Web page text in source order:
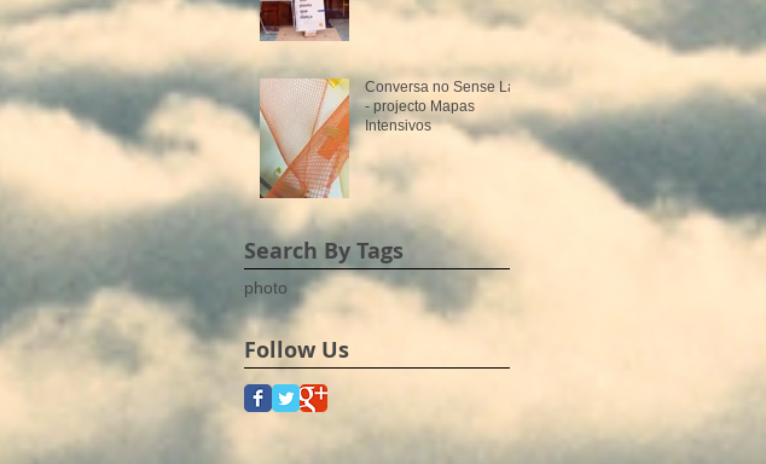
Conversa no Sense Lab
- projecto Mapas
Intensivos
Search By Tags
photo
Follow Us